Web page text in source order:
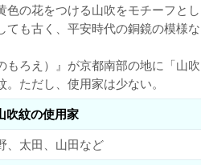
の花をつける山吹をモチーフと
も古く、平安時代の銅鏡の模様
ろえ）』が京都南部の地に「山
ただし、使用家は少ない。
吹紋の使用家
、太田、山田など